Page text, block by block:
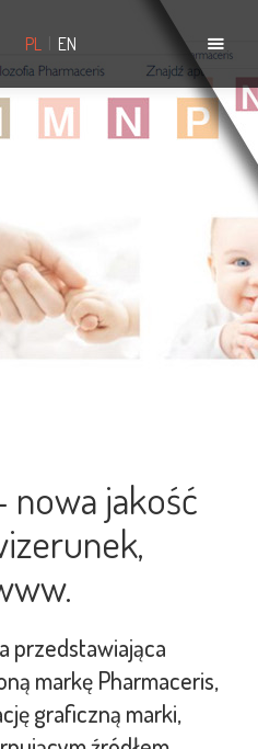
PL EN
nowa jakość
przedstawiająca
markę Pharmaceris,
graficzną marki,